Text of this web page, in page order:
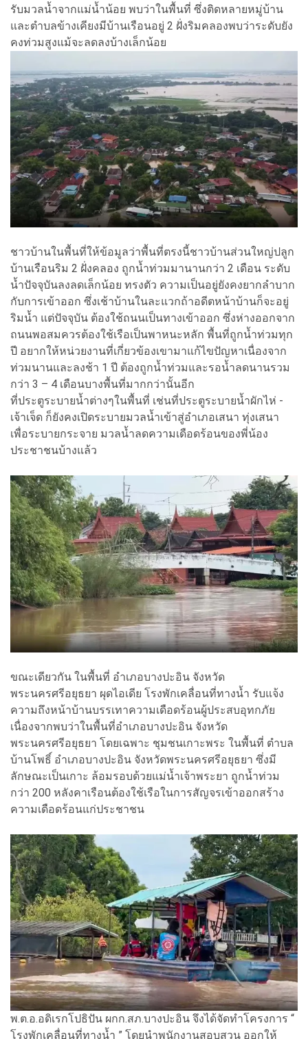
รับมวลน้ำจากแม่น้ำน้อย พบว่าในพื้นที่ ซึ่งติดหลายหมู่บ้าน
และตำบลข้างเคียงมีบ้านเรือนอยู่ 2 ฝั่งริมคลองพบว่าระดับยัง
คงท่วมสูงแม้จะลดลงบ้างเล็กน้อย
ชาวบ้านในพื้นที่ให้ข้อมูลว่าพื้นที่ตรงนี้ชาวบ้านส่วนใหญ่ปลูก
บ้านเรือนริม 2 ฝั่งคลอง ถูกน้ำท่วมมานานกว่า 2 เดือน ระดับ
น้ำปัจจุบันลงลดเล็กน้อย ทรงตัว ความเป็นอยู่ยังคงยากลำบาก
กับการเข้าออก ซึ่งเช้าบ้านในละแวกถ้าอดีตหน้าบ้านก็จะอยู่
ริมน้ำ แต่ปัจจุบัน ต้องใช้ถนนเป็นทางเข้าออก ซึ่งห่างออกจาก
ถนนพอสมควรต้องใช้เรือเป็นพาหนะหลัก พื้นที่ถูกน้ำท่วมทุก
ปี อยากให้หน่วยงานที่เกี่ยวข้องเขามาแก้ไขปัญหาเนื่องจาก
ท่วมนานและลงช้า 1 ปี ต้องถูกน้ำท่วมและรอน้ำลดนานรวม
กว่า 3 – 4 เดือนบางพื้นที่มากกว่านั้นอีก
ที่ประตูระบายน้ำต่างๆในพื้นที่ เช่นที่ประตูระบายน้ำผักไห่ -
เจ้าเจ็ด ก็ยังคงเปิดระบายมวลน้ำเข้าสู่อำเภอเสนา ทุ่งเสนา
เพื่อระบายกระจาย มวลน้ำลดความเดือดร้อนของพี่น้อง
ประชาชนบ้างแล้ว
ขณะเดียวกัน ในพื้นที่ อำเภอบางปะอิน จังหวัด
พระนครศรีอยุธยา ผุดไอเดีย โรงพักเคลื่อนที่ทางน้ำ รับแจ้ง
ความถึงหน้าบ้านบรรเทาความเดือดร้อนผู้ประสบอุทกภัย
เนื่องจากพบว่าในพื้นที่อำเภอบางปะอิน จังหวัด
พระนครศรีอยุธยา โดยเฉพาะ ชุมชนเกาะพระ ในพื้นที่ ตำบล
บ้านโพธิ์ อำเภอบางปะอิน จังหวัดพระนครศรีอยุธยา ซึ่งมี
ลักษณะเป็นเกาะ ล้อมรอบด้วยแม่น้ำเจ้าพระยา ถูกน้ำท่วม
กว่า 200 หลังคาเรือนต้องใช้เรือในการสัญจรเข้าออกสร้าง
ความเดือดร้อนแก่ประชาชน
พ.ต.อ.อดิเรกโปธิปัน ผกก.สภ.บางปะอิน จึงได้จัดทำโครงการ “
โรงพักเคลื่อนที่ทางน้ำ ” โดยนำพนักงานสอบสวน ออกให้